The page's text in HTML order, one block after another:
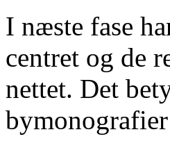
I næste fase
centret og de
nettet. Det